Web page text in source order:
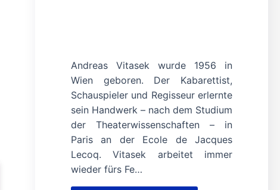
Andreas Vitasek wurde 1956 in
Wien geboren. Der Kabarettist,
Schauspieler und Regisseur erlernte
sein Handwerk – nach dem Studium
der Theaterwissenschaften – in
Paris an der Ecole de Jacques
Lecoq. Vitasek arbeitet immer
wieder fürs Fe…